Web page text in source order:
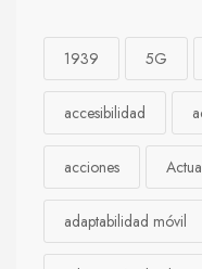
1939 5G
accesibilidad
acciones
adaptabilidad móvil